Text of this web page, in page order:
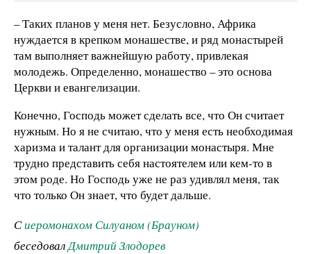
– Таких планов у меня нет. Безусловно, Африка
нуждается в крепком монашестве, и ряд монастырей
там выполняет важнейшую работу, привлекая
молодежь. Определенно, монашество – это основа
Церкви и евангелизации.
Конечно, Господь может сделать все, что Он считает
нужным. Но я не считаю, что у меня есть необходимая
харизма и талант для организации монастыря. Мне
трудно представить себя настоятелем или кем-то в
этом роде. Но Господь уже не раз удивлял меня, так
что только Он знает, что будет дальше.
Сиеромонахом Силуаном (Брауном)
беседовалДмитрий Злодорев